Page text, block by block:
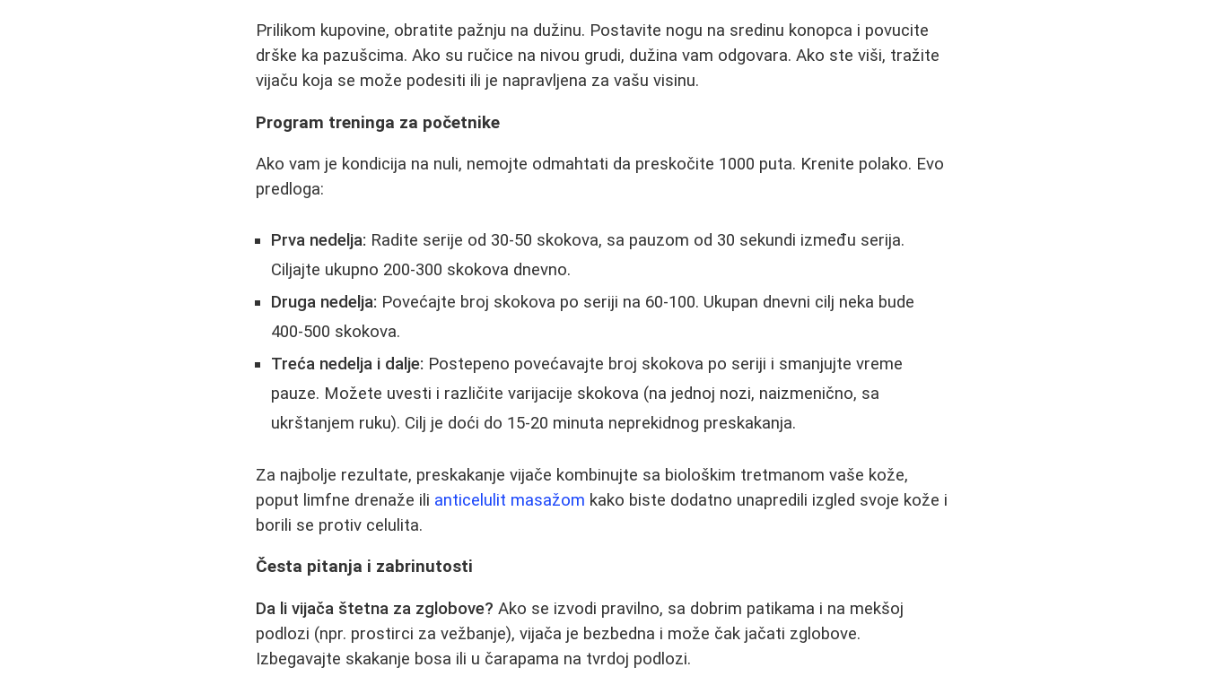
Prilikom kupovine, obratite pažnju na dužinu. Postavite nogu na sredinu konopca i povucite
drške ka pazušcima. Ako su ručice na nivou grudi, dužina vam odgovara. Ako ste viši, tražite
vijaču koja se može podesiti ili je napravljena za vašu visinu.
Program treninga za početnike
Ako vam je kondicija na nuli, nemojte odmahtati da preskočite 1000 puta. Krenite polako. Evo
predloga:
Prva nedelja: Radite serije od 30-50 skokova, sa pauzom od 30 sekundi između serija.
Ciljajte ukupno 200-300 skokova dnevno.
Druga nedelja: Povećajte broj skokova po seriji na 60-100. Ukupan dnevni cilj neka bude
400-500 skokova.
Treća nedelja i dalje: Postepeno povećavajte broj skokova po seriji i smanjujte vreme
pauze. Možete uvesti i različite varijacije skokova (na jednoj nozi, naizmenično, sa
ukrštanjem ruku). Cilj je doći do 15-20 minuta neprekidnog preskakanja.
Za najbolje rezultate, preskakanje vijače kombinujte sa biološkim tretmanom vaše kože,
poput limfne drenaže ili anticelulit masažom kako biste dodatno unapredili izgled svoje kože i
borili se protiv celulita.
Česta pitanja i zabrinutosti
Da li vijača štetna za zglobove? Ako se izvodi pravilno, sa dobrim patikama i na mekšoj
podlozi (npr. prostirci za vežbanje), vijača je bezbedna i može čak jačati zglobove.
Izbegavajte skakanje bosa ili u čarapama na tvrdoj podlozi.